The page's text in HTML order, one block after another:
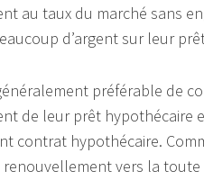
au taux du marché sans
d’argent sur leur
préférable de
de leur prêt hypothécaire
contrat hypothécaire.
vers la